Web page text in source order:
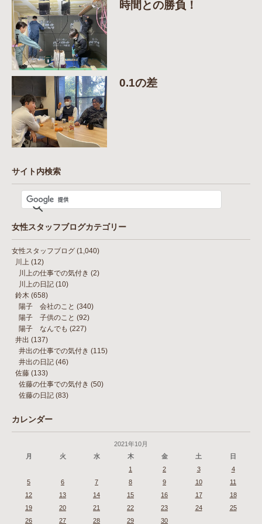
時間との勝負！
0.1の差
サイト内検索
女性スタッフブログカテゴリー
女性スタッフブログ (1,040)
川上 (12)
川上の仕事での気付き (2)
川上の日記 (10)
鈴木 (658)
陽子 会社のこと (340)
陽子 子供のこと (92)
陽子 なんでも (227)
井出 (137)
井出の仕事での気付き (115)
井出の日記 (46)
佐藤 (133)
佐藤の仕事での気付き (50)
佐藤の日記 (83)
カレンダー
2021年10月
月
火 水 木 金 土
日
1
2 3
4
5
6 7 8 9 10
11
12
13 14 15 16 17
18
19
20 21 22 23 24
25
26
27 28 29 30